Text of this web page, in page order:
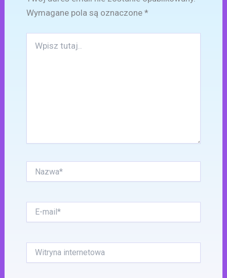
Wymagane pola są oznaczone *
tutaj..
mail*
internetowa